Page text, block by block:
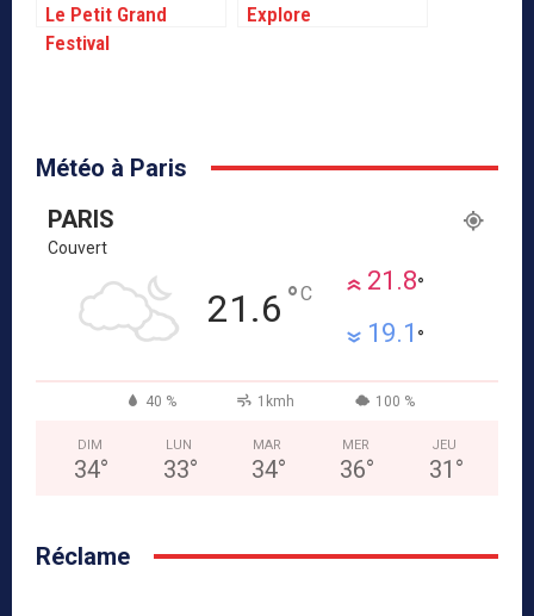
Le Petit Grand
Festival
Explore
Météo à Paris
PARIS
Couvert
21.6 °C 21.8°
19.1 °
40 % 1kmh 100 %
DIM
34°
LUN
33°
MAR
34°
MER
36°
JEU
31 °
Réclame